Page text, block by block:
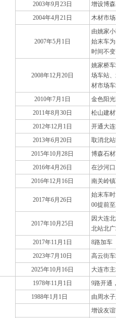
2003年9月23日
增设博
2004年4月21日
木材市
2007年5月1日
由姚家
始末车
时间不变
2008年12月20日
姚家桥
场车站
材市场
2010年7月1日
金色阳
2011年8月30日
松山建
2012年12月1日
开通大
2013年6月20日
取消北
2015年10月28日
博森石
2016年4月26日
在沙河
2016年12月16日
南关岭
2017年6月26日
始末车
00提前
2017年10月25日
因大连
北站北
2017年11月1日
8路加车
2023年7月10日
高云街
2025年10月16日
大连市
1978年11月1日
9路开通
1988年1月1日
由周水
增设友